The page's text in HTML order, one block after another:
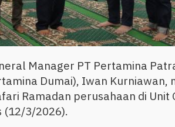
Manager PT Pertamina
Dumai), Iwan Kurniawan,
Ramadan perusahaan di Unit
(12/3/2026).